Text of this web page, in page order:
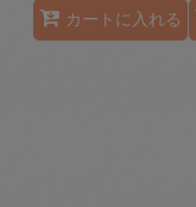
カートに入れる